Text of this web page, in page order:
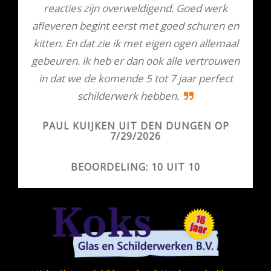
reacties zijn overweldigend. Goed werk
afleveren begint eerst met goed schuren en
kitten. En dat zie ik met eigen ogen allemaal
gebeuren. ik heb er dan ook alle vertrouwen
in dat we de komende 5 tot 7 jaar perfect
schilderwerk hebben.
PAUL KUIJKEN UIT DEN DUNGEN OP
7/29/2026
BEOORDELING: 10 UIT 10
394 beoordelingen
SITEMAP
B.V., regio
Nijmegen.